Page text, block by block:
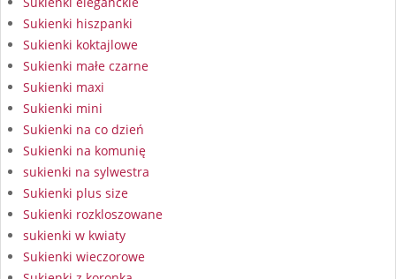
Sukienki hiszpanki
Sukienki koktajlowe
Sukienki małe czarne
Sukienki maxi
Sukienki mini
Sukienki na co dzień
Sukienki na komunię
sukienki na sylwestra
Sukienki plus size
Sukienki rozkloszowane
sukienki w kwiaty
Sukienki wieczorowe